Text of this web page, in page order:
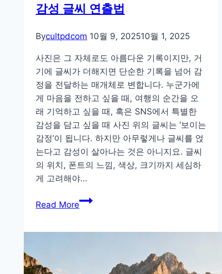
가
럼!
이
트
룸
모
바
일
완
벽
보
정
이
감성 글씨 연출법
Bycultpdcom 10월 9, 202510월 1, 2025
사진은 그 자체로도 아름다운 기록이지만, 거
기에 글씨가 더해지면 단순한 기록을 넘어 감
정을 전달하는 매개체로 변합니다. 누군가에
게 마음을 전하고 싶을 때, 여행의 순간을 오
래 기억하고 싶을 때, 혹은 SNS에서 특별한
감성을 담고 싶을 때 사진 위의 글씨는 ‘보이는
감정’이 됩니다. 하지만 아무렇게나 글씨를 얹
는다고 감성이 살아나는 것은 아니지요. 글씨
의 위치, 폰트의 느낌, 색상, 크기까지 세심하
게 고려해야…
Read More한